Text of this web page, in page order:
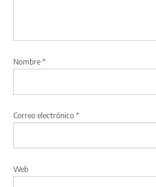
Nombre*
Correo electrónico*
Web